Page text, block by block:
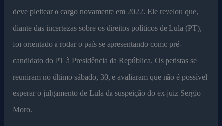
deve pleitear o cargo novamente em 2022. Ele revelou que,
diante das incertezas sobre os direitos políticos de Lula (PT),
foi orientado a rodar o país se apresentando como pré-
candidato do PT à Presidência da República. Os petistas se
reuniram no último sábado, 30, e avaliaram que não é possível
esperar o julgamento de Lula da suspeição do ex-juiz Sergio
Moro.